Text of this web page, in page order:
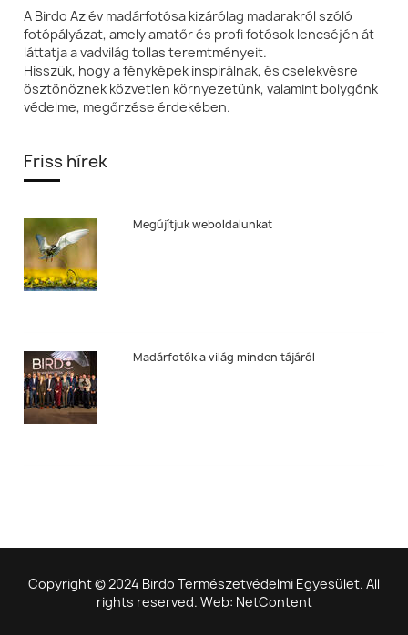
A Birdo Az év madárfotósa kizárólag madarakról szóló
fotópályázat, amely amatőr és profi fotósok lencséjén át
láttatja a vadvilág tollas teremtményeit.
Hisszük, hogy a fényképek inspirálnak, és cselekvésre
ösztönöznek közvetlen környezetünk, valamint bolygónk
védelme, megőrzése érdekében.
Friss hírek
Megújítjuk weboldalunkat
Madárfotók a világ minden tájáról
Copyright © 2024 Birdo Természetvédelmi Egyesület. All
rights reserved. Web: NetContent